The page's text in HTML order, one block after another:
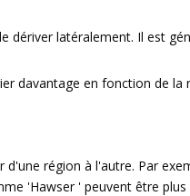
dériver latéralement. Il est
davantage en fonction de la
région à l'autre. Par
'Hawser ' peuvent être